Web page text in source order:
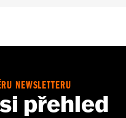
details
NEWSLETTERU
přehled